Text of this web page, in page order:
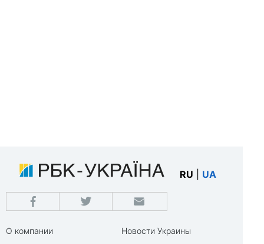
RU UA
О компании
Новости Украины